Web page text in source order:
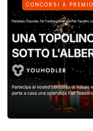
CONCORSI A PREMIO